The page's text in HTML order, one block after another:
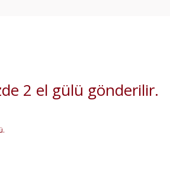
2 el gülü gönderilir.